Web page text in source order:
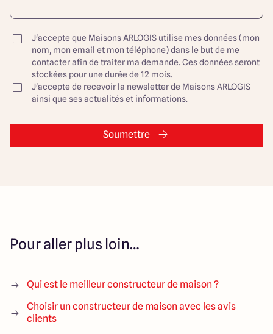
J'accepte que Maisons ARLOGIS utilise mes données (mon
nom, mon email et mon téléphone) dans le but de me
contacter afin de traiter ma demande. Ces données seront
stockées pour une durée de 12 mois.
J'accepte de recevoir la newsletter de Maisons ARLOGIS
ainsi que ses actualités et informations.
Soumettre
Pour aller plus loin…
Qui est le meilleur constructeur de maison ?
Choisir un constructeur de maison avec les avis
clients